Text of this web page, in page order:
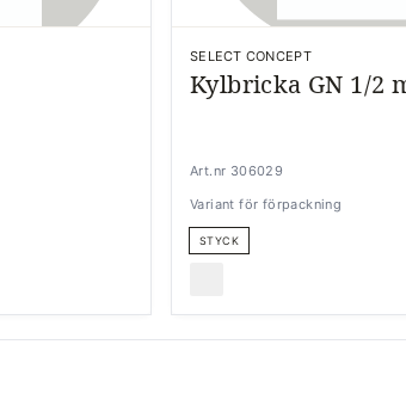
SELECT CONCEPT
Kylbricka GN 1/2
Art.nr 306029
Variant för förpackning
STYCK